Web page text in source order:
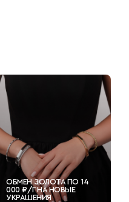
ОБМЕН ЗОЛОТА ПО 14
000 ₽/Г НА НОВЫЕ
УКРАШЕНИЯ